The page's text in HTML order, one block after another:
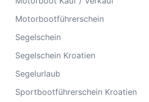
Motorbootführerschein
Segelschein
Segelschein Kroatien
Segelurlaub
Sportbootführerschein Kroatien